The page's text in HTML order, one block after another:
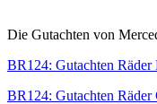
Die Gutachten von
BR124: Gutachten Räder
BR124: Gutachten Räder